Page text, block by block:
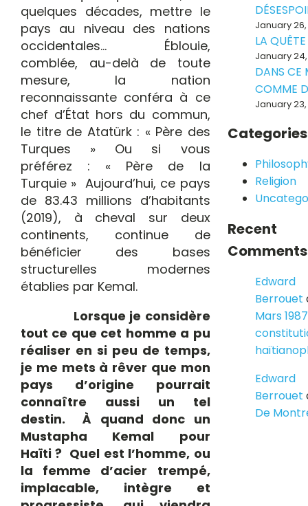
quelques décades, mettre le
pays au niveau des nations
occidentales… Éblouie,
comblée, au-delà de toute
mesure, la nation
reconnaissante conféra à ce
chef d’État hors du commun,
le titre de Atatürk : « Père des
Turques » Ou si vous
préférez : « Père de la
Turquie » Aujourd’hui, ce pays
de 83.43 millions d’habitants
(2019), à cheval sur deux
continents, continue de
bénéficier des bases
structurelles modernes
établies par Kemal.
Lorsque je considère
tout ce que cet homme a pu
réaliser en si peu de temps,
je me mets à rêver que mon
pays d’origine pourrait
connaître aussi un tel
destin. À quand donc un
Mustapha Kemal pour
Haïti ? Quel est l’homme, ou
la femme d’acier trempé,
implacable, intègre et
January
LA
January
DANS CE
COMME
January
Categories
Religion
Recent
Comments
Edward
Berrouet
Mars
Edward
Berrouet
De